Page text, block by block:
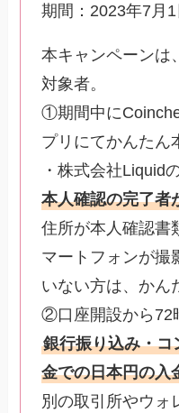
期間：2023年7月
本キャンペーンは
対象者。
①期間中に
プリにてかんたん
・株式会社Liquid
本人確認の完了者
住所が本人確認書
マートフォンが撮
いない方は、かん
②口座開設から72
銀行振り込み・コ
金での日本円の入
別の取引所やウォ